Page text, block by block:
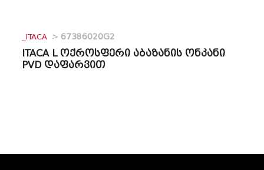
_ITACA > 67386020G2
ITACA L ოქროსფერი აბაზანის ონკანი
PVD დაფარვით